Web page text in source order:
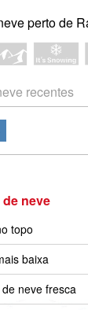
perto de
recentes
neve
topo
baixa
neve fresca